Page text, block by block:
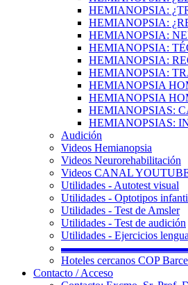
HEMIANOPSIA:
HEMIANOPSIA:
HEMIANOPSIA:
HEMIANOPSIA:
HEMIANOPSIA:
HEMIANOPSIA:
HEMIANOPSIA
HEMIANOPSIA
HEMIANOPSIAS:
HEMIANOPSIAS:
Audición
Videos Hemianopsia
Videos Neurorehabilitación
Videos CANAL
Utilidades - Autotest visual
Utilidades - Optotipos
Utilidades - Test de Amsler
Utilidades - Test de audición
Utilidades - Ejercicios
Hoteles cercanos COP
Contacto / Acceso